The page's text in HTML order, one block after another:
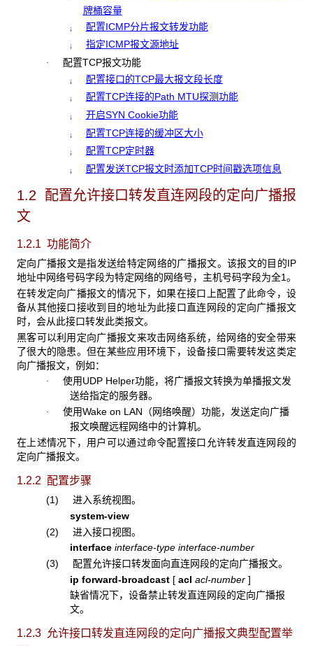
牌桶容量
¡ 配置ICMP分片报文转发功能
¡ 指定ICMP报文源地址
· 配置TCP报文功能
¡ 配置接口的TCP最大报文段长度
¡ 配置TCP连接的Path MTU探测功能
¡ 开启SYN Cookie功能
¡ 配置TCP连接的缓冲区大小
¡ 配置TCP定时器
¡ 配置发送TCP报文时添加TCP时间戳选项信息
1.2 配置允许接口转发直连网段的定向广播报
文
1.2.1 功能简介
定向广播报文是指发送给特定网络的广播报文。该报文的目的IP
地址中网络号码字段为特定网络的网络号，主机号码字段为全1。
在转发定向广播报文的情况下，如果在接口上配置了此命令，设
备从其他接口接收到目的地址为此接口直连网段的定向广播报文
时，会从此接口转发此类报文。
黑客可以利用定向广播报文来攻击网络系统，给网络的安全带来
了很大的隐患。但在某些应用环境下，设备接口需要转发这类定
向广播报文，例如：
· 使用UDP Helper功能，将广播报文转换为单播报文发
送给指定的服务器。
· 使用Wake on LAN（网络唤醒）功能，发送定向广播
报文唤醒远程网络中的计算机。
在上述情况下，用户可以通过命令配置接口允许转发直连网段的
定向广播报文。
1.2.2 配置步骤
(1) 进入系统视图。
system-view
(2) 进入接口视图。
interface interface-type interface-number
(3) 配置允许接口转发面向直连网段的定向广播报文。
ip forward-broadcast [ acl acl-number ]
缺省情况下，设备禁止转发直连网段的定向广播报
文。
1.2.3 允许接口转发直连网段的定向广播报文典型配置举